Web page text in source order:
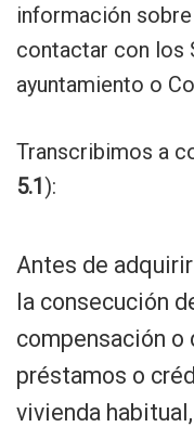
información
contactar con los
ayuntamiento o
Transcribimos a
5.1):
Antes de
la consecución
compensación o
préstamos o
vivienda